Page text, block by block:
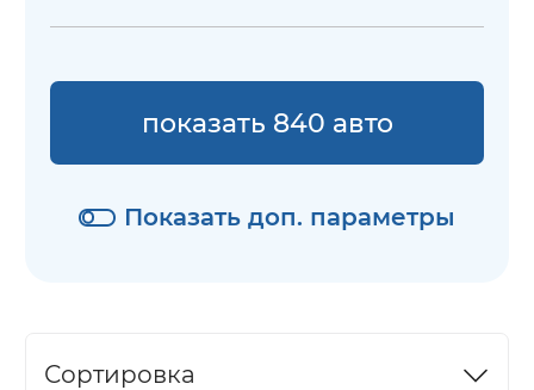
Показать доп. параметры
показать 840 авто
Сортировка